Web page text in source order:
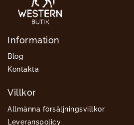
Information
Blog
Kontakta
Villkor
Allmänna försäljningsvillkor
Leveranspolicy